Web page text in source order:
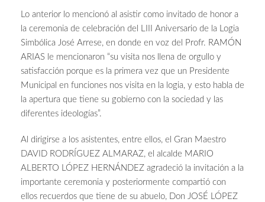
Lo anterior lo mencionó al asistir como invitado de honor a
la ceremonia de celebración del LIII Aniversario de la Logia
Simbólica José Arrese, en donde en voz del Profr. RAMÓN
ARIAS le mencionaron “su visita nos llena de orgullo y
satisfacción porque es la primera vez que un Presidente
Municipal en funciones nos visita en la logia, y esto habla de
la apertura que tiene su gobierno con la sociedad y las
diferentes ideologías”.
Al dirigirse a los asistentes, entre ellos, el Gran Maestro
DAVID RODRÍGUEZ ALMARAZ, el alcalde MARIO
ALBERTO LÓPEZ HERNÁNDEZ agradeció la invitación a la
importante ceremonia y posteriormente compartió con
ellos recuerdos que tiene de su abuelo, Don JOSÉ LÓPEZ